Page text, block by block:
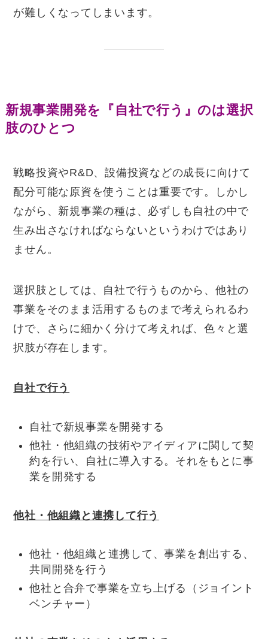
が難しくなってしまいます。
新規事業開発を『自社で行う』のは選択
肢のひとつ
戦略投資やR&D、設備投資などの成長に向けて
配分可能な原資を使うことは重要です。しかし
ながら、新規事業の種は、必ずしも自社の中で
生み出さなければならないというわけではあり
ません。
選択肢としては、自社で行うものから、他社の
事業をそのまま活用するものまで考えられるわ
けで、さらに細かく分けて考えれば、色々と選
択肢が存在します。
自社で行う
自社で新規事業を開発する
他社・他組織の技術やアイディアに関して契
約を行い、自社に導入する。それをもとに事
業を開発する
他社・他組織と連携して行う
他社・他組織と連携して、事業を創出する、
共同開発を行う
他社と合弁で事業を立ち上げる（ジョイント
ベンチャー）